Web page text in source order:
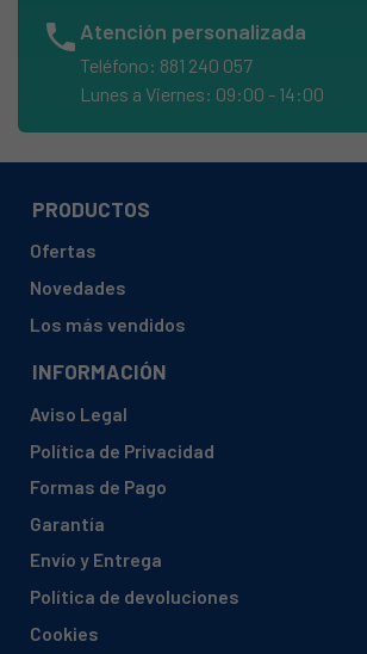
BELLAVITA, DF7CBWMIC
BELLAVITA, DF7CBWMIC2
BELLAVITA, DF8CBWMIC2
BELLAVITA, SL7CEBMC
BOMANN, WTK 5017 WEISS
BOMANN, WTK 5020
BOMANN, WTK5020
phone Atención personalizada
Teléfono: 881 240 057
Lunes a Viernes: 09:00 - 14:00
PRODUCTOS
Ofertas
Novedades
Los más vendidos
INFORMACIÓN
Aviso Legal
Política de Privacidad
Formas de Pago
Garantía
Envío y Entrega
Política de devoluciones
Cookies